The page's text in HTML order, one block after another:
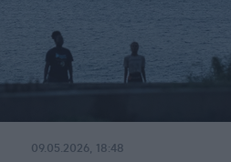
09.05.2026, 18:48